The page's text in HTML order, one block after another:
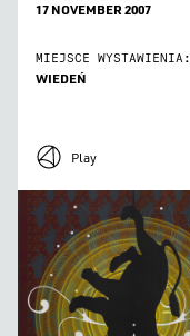
17 NOVEMBER 2007
MIEJSCE WYSTAWIENIA:
WIEDEŃ
Play